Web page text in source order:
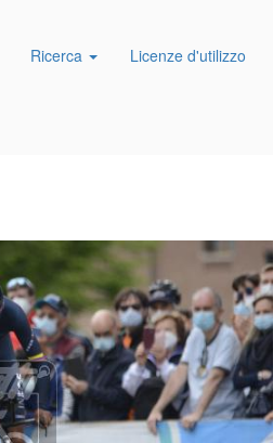
Ricerca Licenze d'utilizzo